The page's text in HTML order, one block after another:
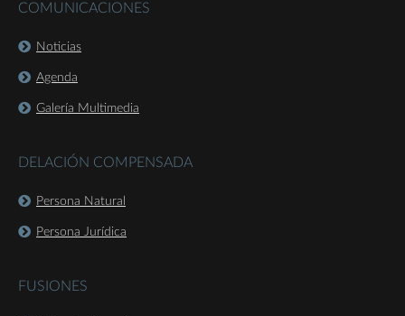
COMUNICACIONES
Noticias
Agenda
Galería Multimedia
DELACIÓN COMPENSADA
Persona Natural
Persona Jurídica
FUSIONES